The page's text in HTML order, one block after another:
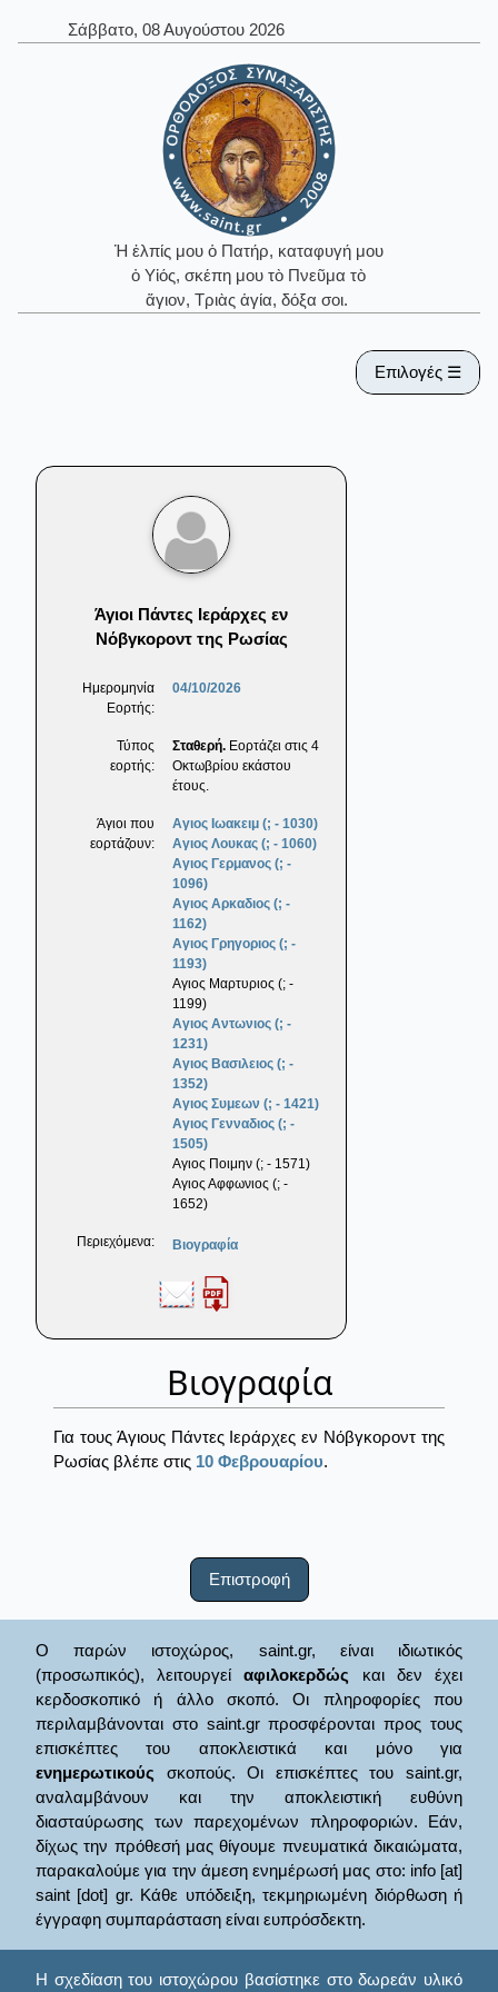
Σάββατο, 08 Αυγούστου 2026
Ἡ ἐλπίς μου ὁ Πατήρ, καταφυγή μου
ὁ Υἱός, σκέπη μου τὸ Πνεῦμα τὸ
ἅγιον, Τριὰς ἁγία, δόξα σοι.
Επιλογές ☰
Άγιοι Πάντες Ιεράρχες εν
Νόβγκοροντ της Ρωσίας
Ημερομηνία
Εορτής:
04/10/2026
Τύπος
εορτής:
Σταθερή. Εορτάζει στις 4
Οκτωβρίου εκάστου
έτους.
Άγιοι που
εορτάζουν:
Αγιος Ιωακειμ (; - 1030)
Αγιος Λουκας (; - 1060)
Αγιος Γερμανος (; -
1096)
Αγιος Αρκαδιος (; -
1162)
Αγιος Γρηγοριος (; -
1193)
Αγιος Μαρτυριος (; -
1199)
Αγιος Αντωνιος (; -
1231)
Αγιος Βασιλειος (; -
1352)
Αγιος Συμεων (; - 1421)
Αγιος Γενναδιος (; -
1505)
Αγιος Ποιμην (; - 1571)
Αγιος Αφφωνιος (; -
1652)
Περιεχόμενα: Βιογραφία
Βιογραφία
Για τους Άγιους Πάντες Ιεράρχες εν Νόβγκοροντ της
Ρωσίας βλέπε στις 10 Φεβρουαρίου.
Επιστροφή
Ο παρών ιστοχώρος, saint.gr, είναι ιδιωτικός
(προσωπικός), λειτουργείαφιλοκερδώς και δεν έχει
κερδοσκοπικό ή άλλο σκοπό. Οι πληροφορίες που
περιλαμβάνονται στο saint.gr προσφέρονται προς τους
επισκέπτες του αποκλειστικά και μόνο για
ενημερωτικούς σκοπούς. Οι επισκέπτες του saint.gr,
αναλαμβάνουν και την αποκλειστική ευθύνη
διασταύρωσης των παρεχομένων πληροφοριών. Εάν,
δίχως την πρόθεσή μας θίγουμε πνευματικά δικαιώματα,
παρακαλούμε για την άμεση ενημέρωσή μας στο: info [at]
saint [dot] gr. Κάθε υπόδειξη, τεκμηριωμένη διόρθωση ή
έγγραφη συμπαράσταση είναι ευπρόσδεκτη.
Η σχεδίαση του ιστοχώρου βασίστηκε στο δωρεάν υλικό